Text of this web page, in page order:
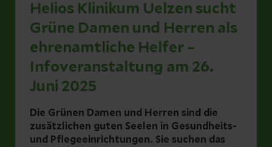
Helios Klinikum Uelzen sucht
Grüne Damen und Herren als
ehrenamtliche Helfer –
Infoveranstaltung am 26.
Juni 2025
Die Grünen Damen und Herren sind die
zusätzlichen guten Seelen in Gesundheits-
und Pflegeeinrichtungen. Sie suchen das